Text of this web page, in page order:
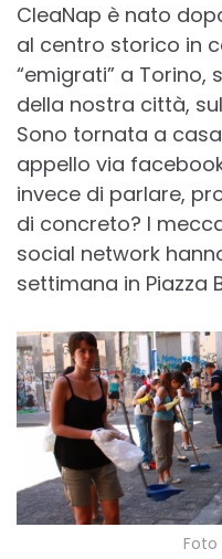
CleaNap è nato
al centro storico in
“emigrati” a Torino,
della nostra città,
Sono tornata a
appello via
invece di parlare,
di concreto? I
social network
settimana in Piazza
Foto